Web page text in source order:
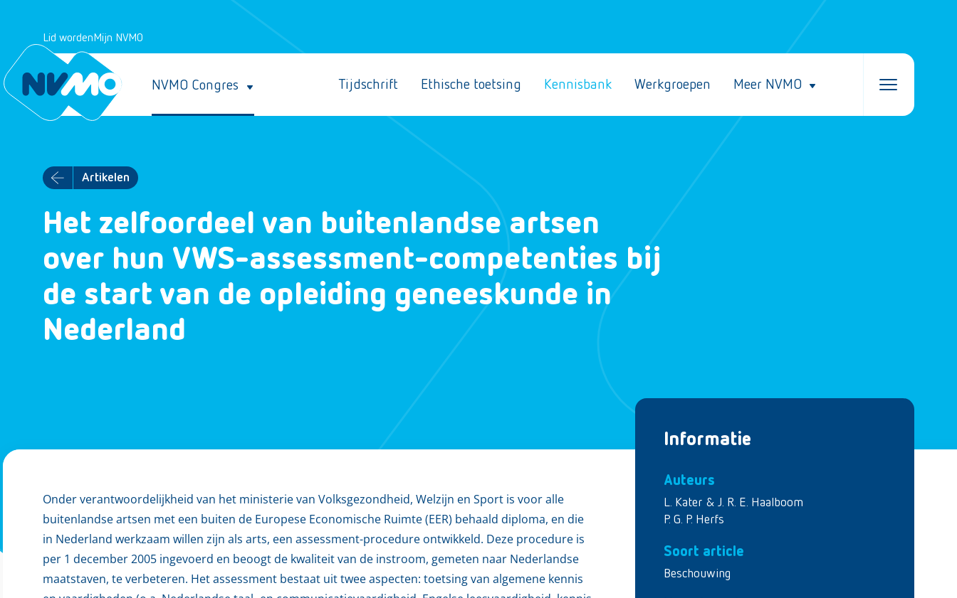
Lid wordenMijn NVMO
NVMO Congres Tijdschrift Ethische toetsing Kennisbank Werkgroepen Meer NVMO
Artikelen
Het zelfoordeel van buitenlandse artsen
over hun VWS-assessment-competenties bij
de start van de opleiding geneeskunde in
Nederland
Informatie
Auteurs
L. Kater & J. R. E. Haalboom
P. G. P. Herfs
Soort article
Beschouwing
Onder verantwoordelijkheid van het ministerie van Volksgezondheid, Welzijn en Sport is voor alle
buitenlandse artsen met een buiten de Europese Economische Ruimte (EER) behaald diploma, en die
in Nederland werkzaam willen zijn als arts, een assessment-procedure ontwikkeld. Deze procedure is
per 1 december 2005 ingevoerd en beoogt de kwaliteit van de instroom, gemeten naar Nederlandse
maatstaven, te verbeteren. Het assessment bestaat uit twee aspecten: toetsing van algemene kennis